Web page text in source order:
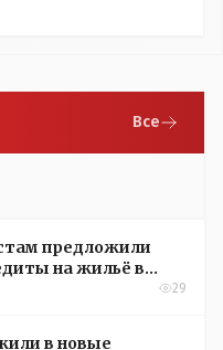
Все
предложили
на жильё в
29
в новые